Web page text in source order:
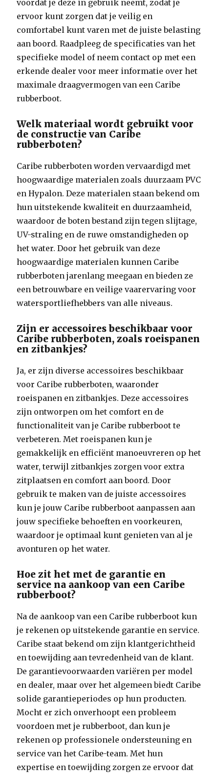
voordat je deze in gebruik neemt, zodat je
ervoor kunt zorgen dat je veilig en
comfortabel kunt varen met de juiste belasting
aan boord. Raadpleeg de specificaties van het
specifieke model of neem contact op met een
erkende dealer voor meer informatie over het
maximale draagvermogen van een Caribe
rubberboot.
Welk materiaal wordt gebruikt voor
de constructie van Caribe
rubberboten?
Caribe rubberboten worden vervaardigd met
hoogwaardige materialen zoals duurzaam PVC
en Hypalon. Deze materialen staan bekend om
hun uitstekende kwaliteit en duurzaamheid,
waardoor de boten bestand zijn tegen slijtage,
UV-straling en de ruwe omstandigheden op
het water. Door het gebruik van deze
hoogwaardige materialen kunnen Caribe
rubberboten jarenlang meegaan en bieden ze
een betrouwbare en veilige vaarervaring voor
watersportliefhebbers van alle niveaus.
Zijn er accessoires beschikbaar voor
Caribe rubberboten, zoals roeispanen
en zitbankjes?
Ja, er zijn diverse accessoires beschikbaar
voor Caribe rubberboten, waaronder
roeispanen en zitbankjes. Deze accessoires
zijn ontworpen om het comfort en de
functionaliteit van je Caribe rubberboot te
verbeteren. Met roeispanen kun je
gemakkelijk en efficiënt manoeuvreren op het
water, terwijl zitbankjes zorgen voor extra
zitplaatsen en comfort aan boord. Door
gebruik te maken van de juiste accessoires
kun je jouw Caribe rubberboot aanpassen aan
jouw specifieke behoeften en voorkeuren,
waardoor je optimaal kunt genieten van al je
avonturen op het water.
Hoe zit het met de garantie en
service na aankoop van een Caribe
rubberboot?
Na de aankoop van een Caribe rubberboot kun
je rekenen op uitstekende garantie en service.
Caribe staat bekend om zijn klantgerichtheid
en toewijding aan tevredenheid van de klant.
De garantievoorwaarden variëren per model
en dealer, maar over het algemeen biedt Caribe
solide garantieperiodes op hun producten.
Mocht er zich onverhoopt een probleem
voordoen met je rubberboot, dan kun je
rekenen op professionele ondersteuning en
service van het Caribe-team. Met hun
expertise en toewijding zorgen ze ervoor dat